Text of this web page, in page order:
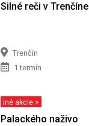
Silné reči v Trenčíne
Trenčín
1 termín
Iné akcie >
Palackého naživo